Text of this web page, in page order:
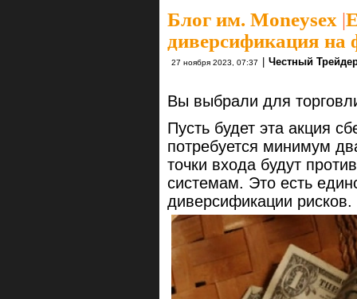
Блог им. Moneysex |
диверсификация на
27 ноября 2023, 07:37 | Честный
Вы выбрали для
Пусть будет эта акция
потребуется минимум
точки входа будут
системам. Это есть
диверсификации рисков.